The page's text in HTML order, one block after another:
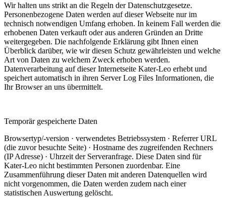
Wir halten uns strikt an die Regeln der Datenschutzgesetze.
Personenbezogene Daten werden auf dieser Webseite nur im
technisch notwendigen Umfang erhoben. In keinem Fall werden die
erhobenen Daten verkauft oder aus anderen Gründen an Dritte
weitergegeben. Die nachfolgende Erklärung gibt Ihnen einen
Überblick darüber, wie wir diesen Schutz gewährleisten und welche
Art von Daten zu welchem Zweck erhoben werden.
Datenverarbeitung auf dieser Internetseite Kater-Leo erhebt und
speichert automatisch in ihren Server Log Files Informationen, die
Ihr Browser an uns übermittelt.
Temporär gespeicherte Daten
Browsertyp/-version · verwendetes Betriebssystem · Referrer URL
(die zuvor besuchte Seite) · Hostname des zugreifenden Rechners
(IP Adresse) · Uhrzeit der Serveranfrage. Diese Daten sind für
Kater-Leo nicht bestimmten Personen zuordenbar. Eine
Zusammenführung dieser Daten mit anderen Datenquellen wird
nicht vorgenommen, die Daten werden zudem nach einer
statistischen Auswertung gelöscht.